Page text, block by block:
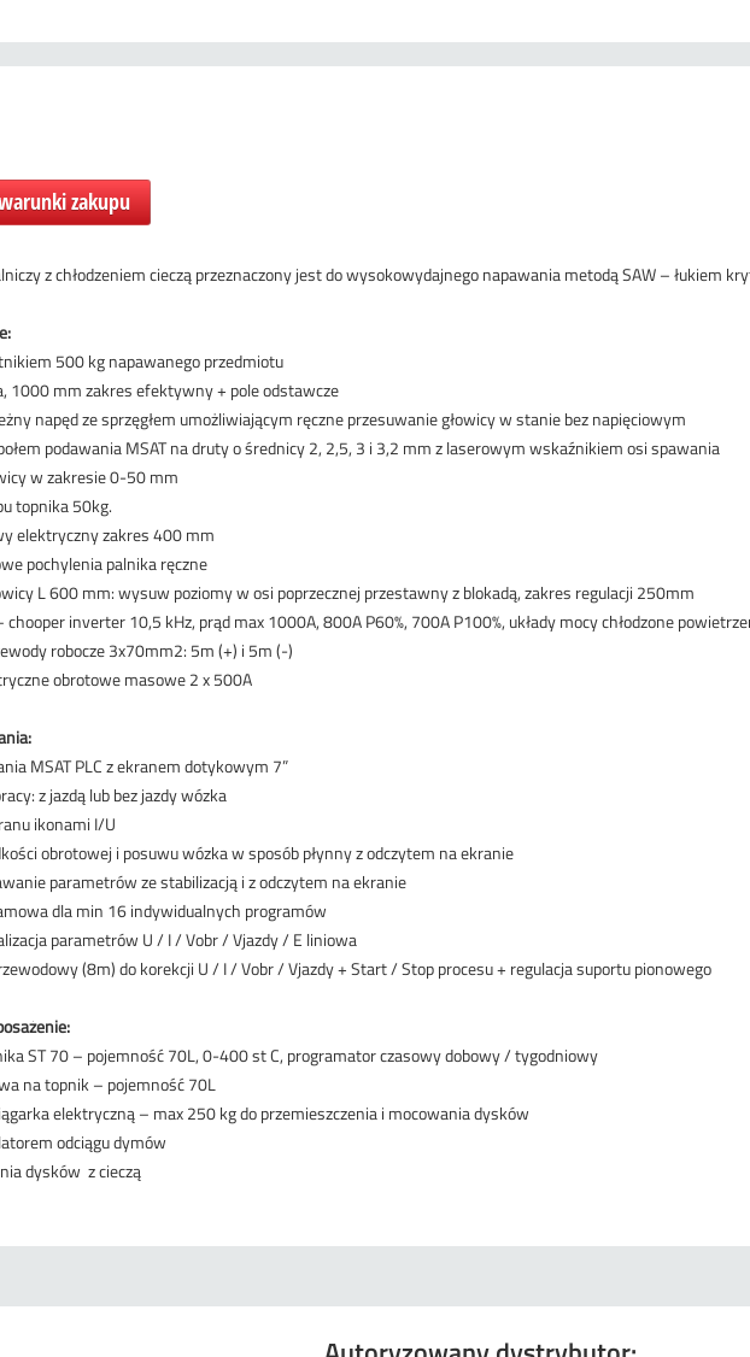
zakupu
z chłodzeniem cieczą przeznaczony jest do wysokowydajnego napawania metodą SAW – łukiem
500 kg napawanego przedmiotu
1000 mm zakres efektywny + pole odstawcze
napęd ze sprzęgłem umożliwiającym ręczne przesuwanie głowicy w stanie bez napięciowym
podawania MSAT na druty o średnicy 2, 2,5, 3 i 3,2 mm z laserowym wskaźnikiem osi spawania
w zakresie 0-50 mm
topnika 50kg.
elektryczny zakres 400 mm
pochylenia palnika ręczne
L 600 mm: wysuw poziomy w osi poprzecznej przestawny z blokadą, zakres regulacji 250mm
chooper inverter 10,5 kHz, prąd max 1000A, 800A P60%, 700A P100%, układy mocy chłodzone
robocze 3x70mm2: 5m (+) i 5m (-)
obrotowe masowe 2 x 500A
MSAT PLC z ekranem dotykowym 7”
z jazdą lub bez jazdy wózka
ikonami I/U
obrotowej i posuwu wózka w sposób płynny z odczytem na ekranie
parametrów ze stabilizacją i z odczytem na ekranie
dla min 16 indywidualnych programów
parametrów U / I / Vobr / Vjazdy / E liniowa
(8m) do korekcji U / I / Vobr / Vjazdy + Start / Stop procesu + regulacja suportu pionowego
ST 70 – pojemność 70L, 0-400 st C, programator czasowy dobowy / tygodniowy
na topnik – pojemność 70L
elektryczną – max 250 kg do przemieszczenia i mocowania dysków
odciągu dymów
dysków z cieczą